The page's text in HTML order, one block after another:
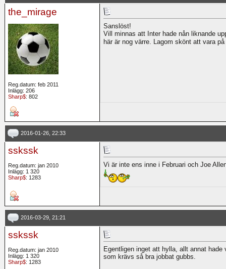
the_mirage
Reg.datum: feb 2011
Inlägg: 206
Sharp$: 802
Sanslöst!
Vill minnas att Inter hade nån liknande
här är nog värre. Lagom skönt att vara
2016-01-26, 22:33
sskssk
Reg.datum: jan 2010
Inlägg: 1 320
Sharp$: 1283
Vi är inte ens inne i Februari och Joe
2016-03-29, 21:21
sskssk
Reg.datum: jan 2010
Inlägg: 1 320
Sharp$: 1283
Egentligen inget att hylla, allt annat
som krävs så bra jobbat gubbs.